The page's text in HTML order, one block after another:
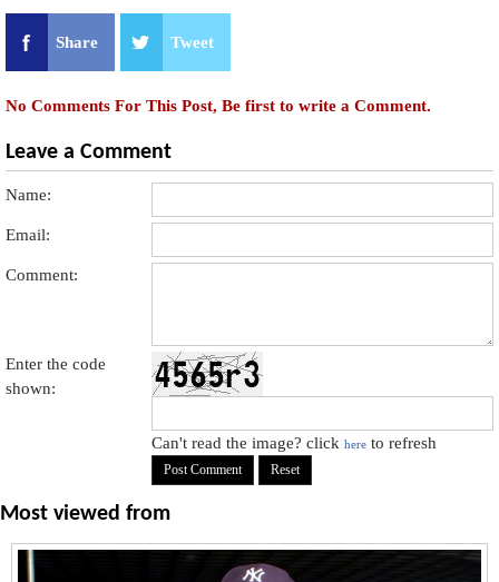
Share Tweet
No Comments For This Post, Be first to write a Comment.
Leave a Comment
Name:
Email:
Comment:
Enter the code
shown:
Can't read the image? clickhere to refresh
Most viewed from